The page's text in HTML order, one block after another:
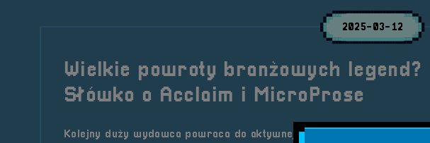
2025-03-12
Wielkie powroty branżowych legend?
Słówko o Acclaim i MicroProse
Kolejny duży wydawca powraca do aktywnej pracy w branży gier. Czy